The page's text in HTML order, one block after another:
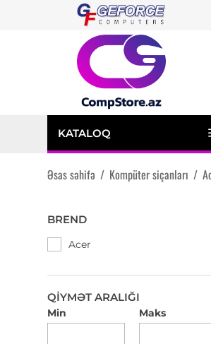
KATALOQ
Əsas səhifə / Kompüter siçanları /
BREND
Acer
QIYMƏT ARALIĞI
Min Maks